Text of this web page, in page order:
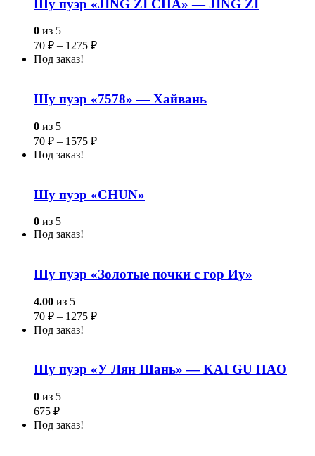
Шу пуэр «JING ZI CHA» — JING ZI
0 из 5
70 ₽ – 1275 ₽
Под заказ!
Шу пуэр «7578» — Хайвань
0 из 5
70 ₽ – 1575 ₽
Под заказ!
Шу пуэр «CHUN»
0 из 5
Под заказ!
Шу пуэр «Золотые почки с гор Иу»
4.00 из 5
70 ₽ – 1275 ₽
Под заказ!
Шу пуэр «У Лян Шань» — KAI GU HAO
0 из 5
675 ₽
Под заказ!